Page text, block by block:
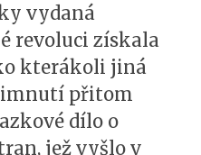
vydaná
revoluci získala
kterákoli jiná
přitom
dílo o
jež vyšlo v